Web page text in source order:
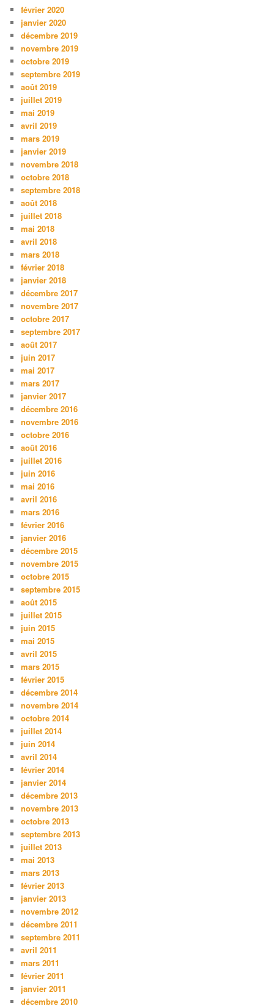
février 2020
janvier 2020
décembre 2019
novembre 2019
octobre 2019
septembre 2019
août 2019
juillet 2019
mai 2019
avril 2019
mars 2019
janvier 2019
novembre 2018
octobre 2018
septembre 2018
août 2018
juillet 2018
mai 2018
avril 2018
mars 2018
février 2018
janvier 2018
décembre 2017
novembre 2017
octobre 2017
septembre 2017
août 2017
juin 2017
mai 2017
mars 2017
janvier 2017
décembre 2016
novembre 2016
octobre 2016
août 2016
juillet 2016
juin 2016
mai 2016
avril 2016
mars 2016
février 2016
janvier 2016
décembre 2015
novembre 2015
octobre 2015
septembre 2015
août 2015
juillet 2015
juin 2015
mai 2015
avril 2015
mars 2015
février 2015
décembre 2014
novembre 2014
octobre 2014
juillet 2014
juin 2014
avril 2014
février 2014
janvier 2014
décembre 2013
novembre 2013
octobre 2013
septembre 2013
juillet 2013
mai 2013
mars 2013
février 2013
janvier 2013
novembre 2012
décembre 2011
septembre 2011
avril 2011
mars 2011
février 2011
janvier 2011
décembre 2010